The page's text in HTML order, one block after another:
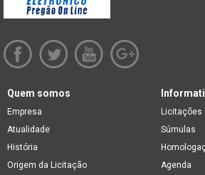
Quem somos
Empresa
Atualidade
História
Origem da Licitação
Licitações
Súmulas
Agenda